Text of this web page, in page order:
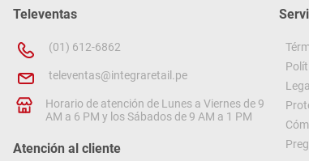
Televentas
(01) 612-6862
televentas@integraretail.pe
Horario de atención de Lunes a Viernes de 9
AM a 6 PM y los Sábados de 9 AM a 1 PM
Atención al cliente